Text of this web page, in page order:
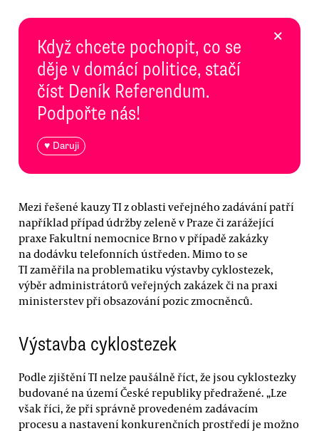
Když chcete pochopit, co se
děje v domácí politice, stačí
číst Deník Referendum.
Podpořte nás!
♥ Daruji
×
Mezi řešené kauzy TI z oblasti veřejného zadávání patří
například případ údržby zeleně v Praze či zarážející
praxe Fakultní nemocnice Brno v případě zakázky
na dodávku telefonních ústředen. Mimo to se
TI zaměřila na problematiku výstavby cyklostezek,
výběr administrátorů veřejných zakázek či na praxi
ministerstev při obsazování pozic zmocněnců.
Výstavba cyklostezek
Podle zjištění TI nelze paušálně říct, že jsou cyklostezky
budované na území České republiky předražené. „Lze
však říci, že při správně provedeném zadávacím
procesu a nastavení konkurenčních prostředí je možno